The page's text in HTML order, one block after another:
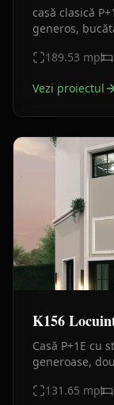
casă clasică
generos,
189.53 mp
Vezi proiectul
K156
Casă P+1E cu
generoase,
131.65 mp